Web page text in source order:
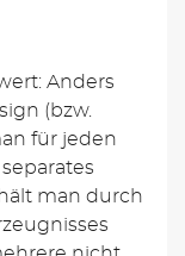
Anders
(bzw.
für jeden
man durch